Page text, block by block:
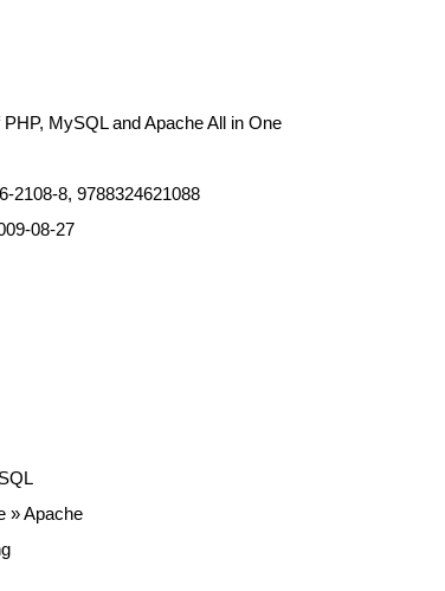
MySQL and Apache All in One
2108-8, 9788324621088
08-27
»Apache